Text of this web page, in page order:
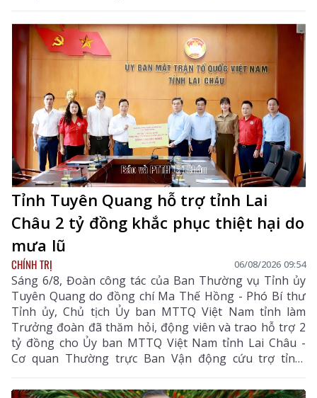
Tỉnh Tuyên Quang hỗ trợ tỉnh Lai
Châu 2 tỷ đồng khắc phục thiệt hại do
mưa lũ
CHÍNH TRỊ 06/08/2026 09:54
Sáng 6/8, Đoàn công tác của Ban Thường vụ Tỉnh ủy
Tuyên Quang do đồng chí Ma Thế Hồng - Phó Bí thư
Tỉnh ủy, Chủ tịch Ủy ban MTTQ Việt Nam tỉnh làm
Trưởng đoàn đã thăm hỏi, động viên và trao hỗ trợ 2
tỷ đồng cho Ủy ban MTTQ Việt Nam tỉnh Lai Châu -
Cơ quan Thường trực Ban Vận động cứu trợ tỉnh,
nhằm giúp nhân dân khắc phục hậu quả thiên tai, mưa
lũ, sạt lở đất, sớm ổn định cuộc sống.